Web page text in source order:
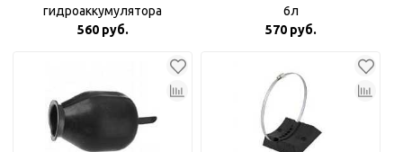
гидроаккумулятора
оцинкованный Аквабрайт 1"
560 руб.
6л
570 руб.